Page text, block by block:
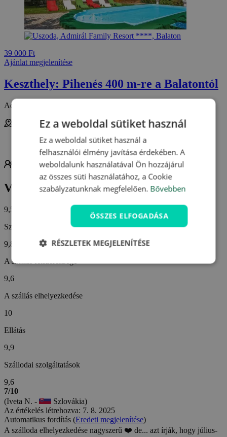
39 000 Ft
Ajánlat megjelenítése
Keszthely: Pihenés 400 m-re a Balatontól
Admiral Family Resort ****
Keszthely
Magyarország
2 fő részére Reggeli
Vendégvélemények
9,5/10
Személyzet
9,8
A szállás felszereltsége
9,6
A szállás elhelyezkedése
10
Ellátás
9,9
Szállodai szolgáltatások
9,6
7/10
(Iveta N. -
Szlovákia)
Az értékelés létrehozva: 7. 8. 2025
Automatikus fordítás (Eredeti megjelenítése)
A szálloda elhelyezkedése nagyszerű ❤️ de... azt írják, hogy július-
Ez a weboldal sütiket használ
Ez a weboldal sütiket használ a
felhasználói élmény javítása érdekében. A
weboldalunk használatával Ön hozzájárul
az összes süti használatához, a Cookie
szabályzatunknak megfelelően. Bővebben
ÖSSZES ELFOGADÁSA
RÉSZLETEK MEGJELENÍTÉSE